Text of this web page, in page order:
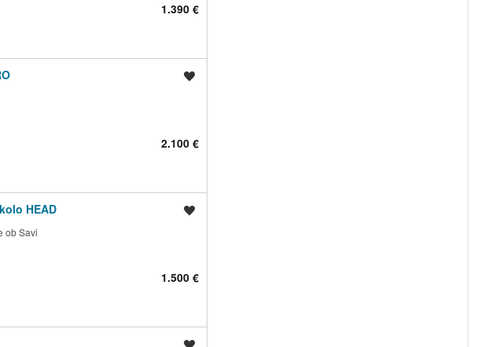
1.390 €
2.100 €
HEAD
ob Savi
1.500 €